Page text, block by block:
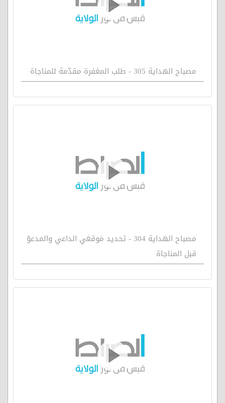
مصباح الهداية 305 - طلب المغفرة مقدّمة للمناجاة
مصباح الهداية 304 - تحديد مَوقعَي الداعي والمدعوّ
قبل المناجاة